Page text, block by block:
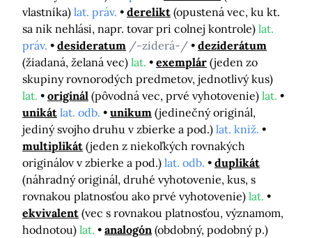
vlastníka) lat. práv. derelikt (opustená vec, ku kt.
sa nik nehlási, napr. tovar pri colnej kontrole) lat.
práv.
desideratum /-ziderá-/
deziderátum
(žiadaná, želaná vec) lat. exemplár (jeden zo
skupiny rovnorodých predmetov, jednotlivý kus)
lat.
originál (pôvodná vec, prvé vyhotovenie) lat.
unikát lat. odb. unikum (jedinečný originál,
jediný svojho druhu v zbierke a pod.) lat. kniž.
multiplikát (jeden z niekoľkých rovnakých
originálov v zbierke a pod.) lat. odb.
duplikát
(náhradný originál, druhé vyhotovenie, kus, s
rovnakou platnosťou ako prvé vyhotovenie) lat.
ekvivalent (vec s rovnakou platnosťou, významom,
hodnotou) lat. analogón (obdobný, podobný p.)